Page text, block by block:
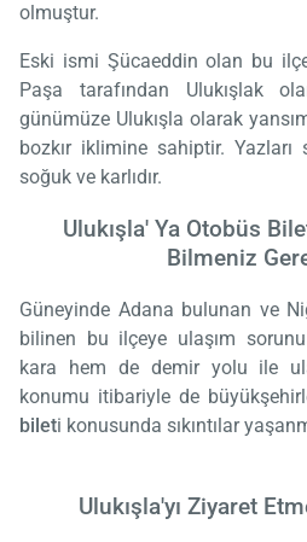
olmuştur.
Eski ismi Şücaeddin olan bu
Paşa tarafından Ulukışlak
günümüze Ulukışla olarak
bozkır iklimine sahiptir. Yazları
soğuk ve karlıdır.
Ulukışla' Ya Otobüs
Bilmeniz
Güneyinde Adana bulunan ve
bilinen bu ilçeye ulaşım
kara hem de demir yolu ile
konumu itibariyle de
bileti konusunda sıkıntılar
Ulukışla'yı Ziyaret